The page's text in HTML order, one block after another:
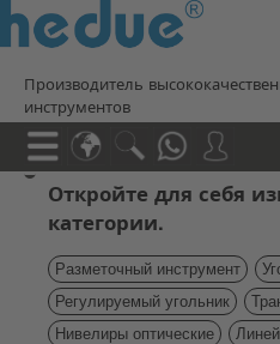
Производитель
инструментов
Откройте для себя
категории.
Разметочный инструмент
Регулируемый угольник
Нивелиры оптические